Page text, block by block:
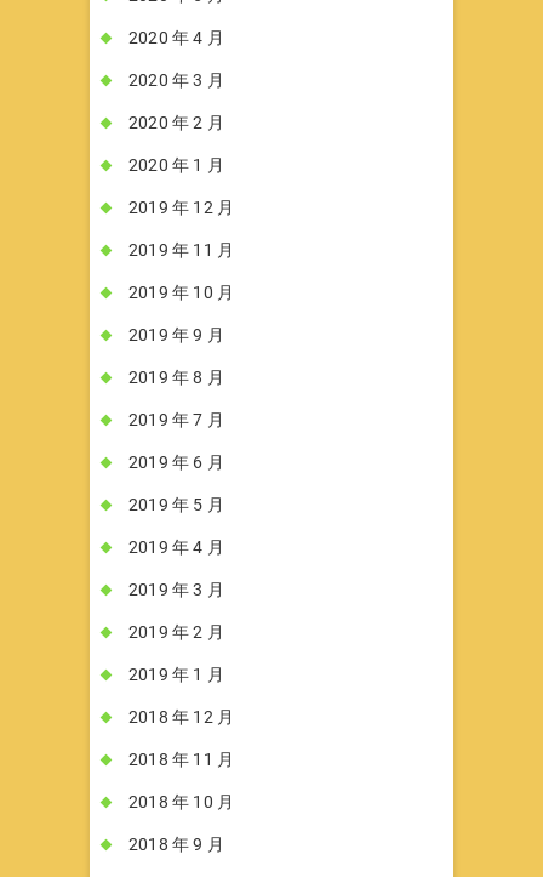
2020 年 4 月
2020 年 3 月
2020 年 2 月
2020 年 1 月
2019 年 12 月
2019 年 11 月
2019 年 10 月
2019 年 9 月
2019 年 8 月
2019 年 7 月
2019 年 6 月
2019 年 5 月
2019 年 4 月
2019 年 3 月
2019 年 2 月
2019 年 1 月
2018 年 12 月
2018 年 11 月
2018 年 10 月
2018 年 9 月